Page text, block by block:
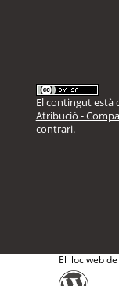
El contingut està
Atribució -
contrari.
El lloc web